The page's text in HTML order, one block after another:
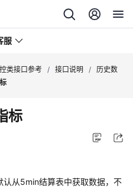
服
类接口参考 / 接口说明 / 历史数
标
从5min结算表中获取数据，不